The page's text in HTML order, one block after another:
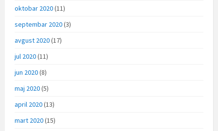
oktobar 2020(11)
septembar 2020(3)
avgust 2020(17)
jul 2020(11)
jun 2020(8)
maj 2020(5)
april 2020(13)
mart 2020(15)